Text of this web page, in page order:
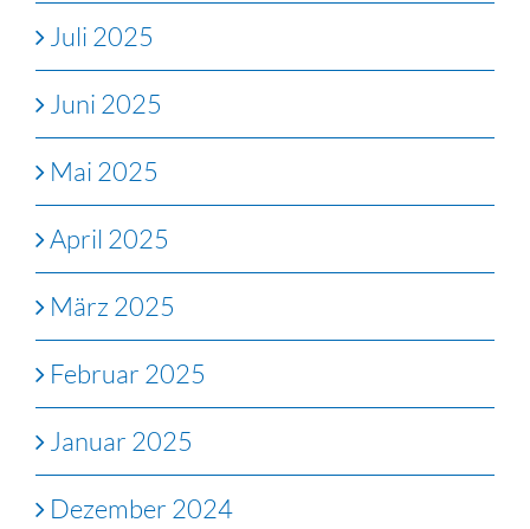
Juli 2025
Juni 2025
Mai 2025
April 2025
März 2025
Februar 2025
Januar 2025
Dezember 2024